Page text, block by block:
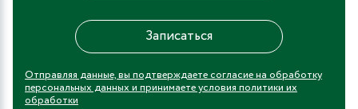
Отправляя данные, вы подтверждаете согласие на обработку
персональных данных и принимаете условия политики их
обработки